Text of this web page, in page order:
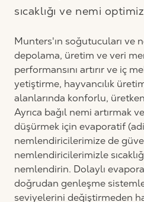
sıcaklığı ve nemi
Munters'ın soğutucuları ve
depolama, üretim ve veri
performansını artırır ve iç
yetiştirme, hayvancılık
alanlarında konforlu,
Ayrıca bağıl nemi artırmak ve
düşürmek için evaporatif
nemlendiricilerimize de
nemlendiricilerimizle
nemlendirin. Dolaylı
doğrudan genleşme
seviyelerini değiştirmeden